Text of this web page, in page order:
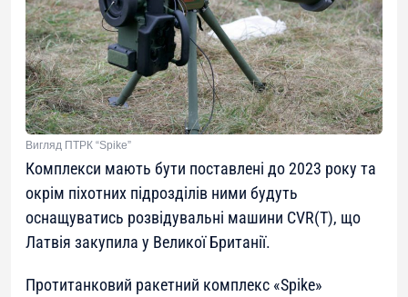
Вигляд ПТРК “Spike”
Комплекси мають бути поставлені до 2023 року та
окрім піхотних підрозділів ними будуть
оснащуватись розвідувальні машини CVR(T), що
Латвія закупила у Великої Британії.
Протитанковий ракетний комплекс «Spike»